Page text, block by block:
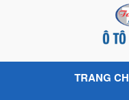
TRANG